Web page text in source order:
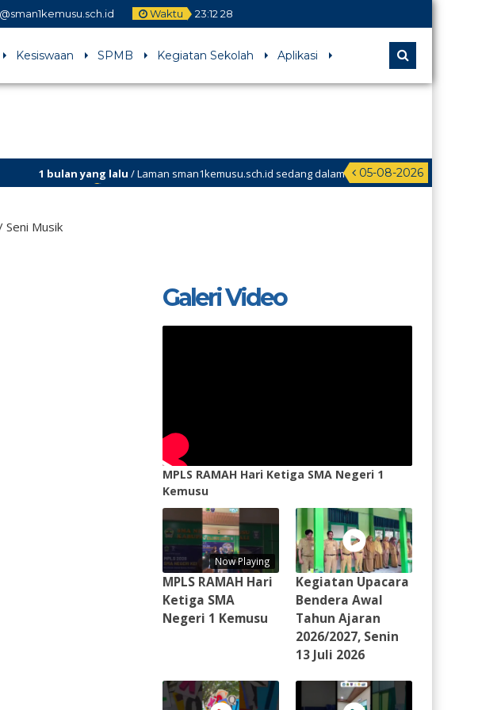
Waktu 23:12 28
Kesiswaan SPMB Kegiatan Sekolah Aplikasi
05-08-2026
1 bulan yang lalu/ Laman sman1kemusu.sch.id sedang dalam
perbaikan
Seni Musik
Galeri Video
MPLS RAMAH Hari Ketiga SMA Negeri 1
Kemusu
Now Playing
MPLS RAMAH Hari
Ketiga SMA
Negeri 1 Kemusu
Kegiatan Upacara
Bendera Awal
Tahun Ajaran
2026/2027, Senin
13 Juli 2026